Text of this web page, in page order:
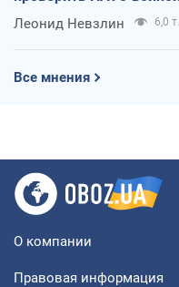
Леонид Невзлин 6,0 т.
Все мнения
О компании
Правовая информация